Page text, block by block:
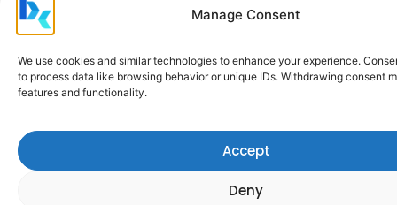
Manage Consent
We use cookies and similar technologies to enhance your experience.
to process data like browsing behavior or unique IDs. Withdrawing consent
features and functionality.
Accept
Deny